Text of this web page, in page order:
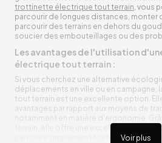
Voir plus
trottinette électrique tout terrain, vous
parcourir de longues distances, monter
parcourir des terrains en dehors du
soucier des embouteillages ou des
Les avantages de l'utilisation
électrique tout terrain :
Si vous cherchez une alternative
déplacements en ville ou en
tout terrain est une excellente option.
avantages par rapport aux moyens de
notamment en matière d'ergonomie.
terrain, elle offre une excellente
parcourir simplement toutes sortes de